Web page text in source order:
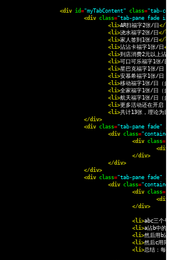
<div id="myTabContent" class="tab-
<div class="tab-pane fade in
<li>AR扫福字2张/日</
<li>浇水福字2张/日</
<li>家人签到1张/日</
<li>沾沾卡福字1张/日
<li>到店消费2元以上沾
<li>可口可乐福字1张/日
<li>星巴克福字1张/日（
<li>安慕希福字1张/日（
<li>移动福字1张/日（多
<li>全家福字1张/日（多
<li>航天福字1张/日（多
<li>更多活动还在开启：
<li>共计13张，理论为日
</div>
<div class="tab-pane fade"
<div class=
<div class=
<div
</div>
</div>
</div>
<div class="tab-pane fade"
<div class=
<div class=
<div
</div>
<li>abc三个号
<li>a沾b中的
<li>然后用b沾
<li>然后c用同
<li>总结：每